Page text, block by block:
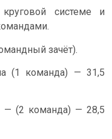
системе и
зачёт).
(1 команда) — 31,5
— (2 команда) — 28,5